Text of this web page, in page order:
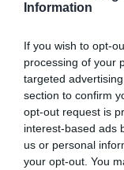
Information
If you wish to opt-
processing of your
targeted
section to confirm
opt-out request is
interest-based ads
us or personal
your opt-out. You